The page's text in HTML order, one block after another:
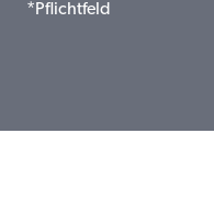
*Pflichtfeld